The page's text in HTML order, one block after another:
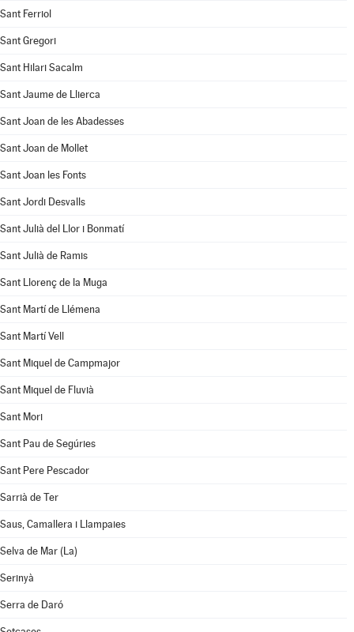
Sant Ferriol
Sant Gregori
Sant Hilari Sacalm
Sant Jaume de Llierca
Sant Joan de les Abadesses
Sant Joan de Mollet
Sant Joan les Fonts
Sant Jordi Desvalls
Sant Julià del Llor i Bonmatí
Sant Julià de Ramis
Sant Llorenç de la Muga
Sant Martí de Llémena
Sant Martí Vell
Sant Miquel de Campmajor
Sant Miquel de Fluvià
Sant Mori
Sant Pau de Segúries
Sant Pere Pescador
Sarrià de Ter
Saus, Camallera i Llampaies
Selva de Mar (La)
Serinyà
Serra de Daró